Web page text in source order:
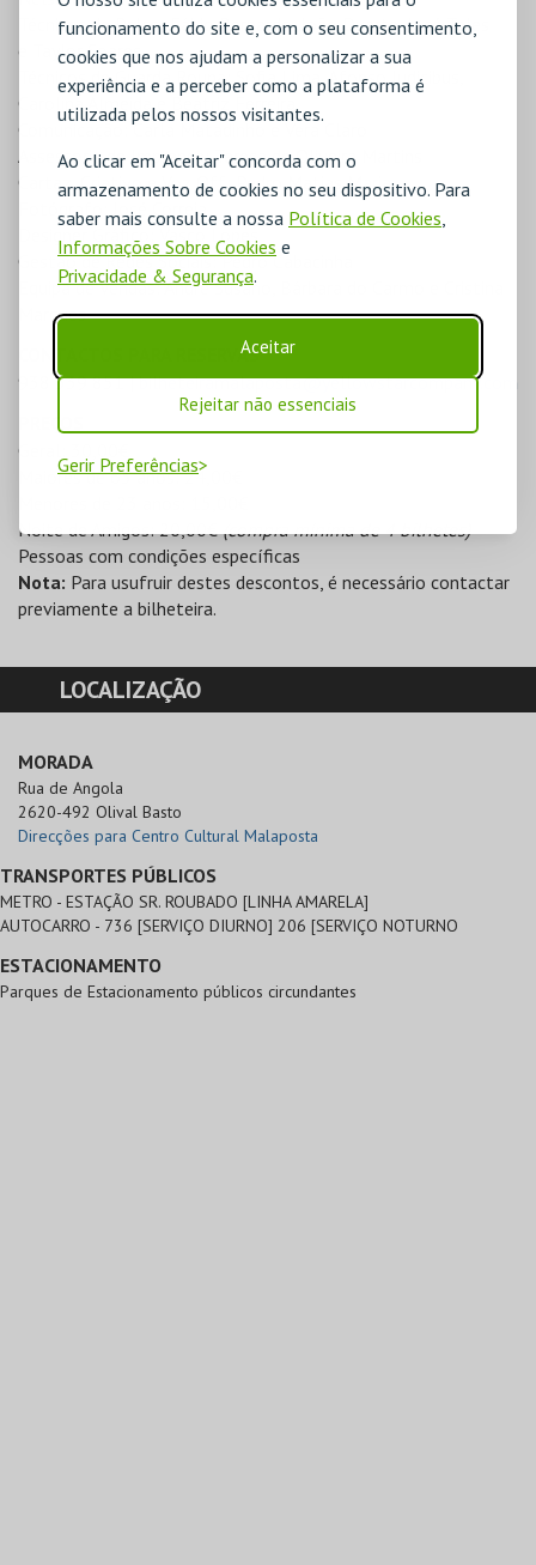
funcionamento do site e, com o seu consentimento,
cookies que nos ajudam a personalizar a sua
experiência e a perceber como a plataforma é
utilizada pelos nossos visitantes.
Ao clicar em "Aceitar" concorda com o
armazenamento de cookies no seu dispositivo. Para
saber mais consulte a nossa Política de Cookies
Informações Sobre Cookies e
Privacidade & Segurança.
Aceitar
Rejeitar não essenciais
Gerir Preferências
Técnicos de Palco: Fábio Bernardo, João Duarte, José Teles
e Taylor Soares
Técnicos de Guarda Roupa: Sofia Lima, Afonso Judicibus,
Carolina Almeida e Beatriz Ferreira
Comunicação: Carla Matadinho e Vera Claro
Assessoria de Imprensa: Teresa de Oliveira Martins
Cartaz, Criativo e Voz Off: Pedro Matias Maria
Fotógrafo: José Correia
Designer Gráfico: Vasco Lopes
Gestão de Redes Sociais: Pedro Cabacinha
Equipa de Vendas: André Susano, Bárbara do Carmo e Cristina
Marques
CONTACTOS PARA RESERVAS
938 339 851 |bilheteiramalaposta@yellowstarcompany.com
PREÇOS
Geral: 30,00€
Maiores de 65 anos: 24,00€
Noite de Amigos: 20,00€(compra mínima de 4 bilhetes)
Pessoas com condições específicas
Nota: Para usufruir destes descontos, é necessário contactar
previamente a bilheteira.
LOCALIZAÇÃO
MORADA
Rua de Angola
2620-492 Olival Basto
Direcções para Centro Cultural Malaposta
TRANSPORTES PÚBLICOS
METRO - ESTAÇÃO SR. ROUBADO [LINHA AMARELA]
AUTOCARRO - 736 [SERVIÇO DIURNO] 206 [SERVIÇO NOTURNO
ESTACIONAMENTO
Parques de Estacionamento públicos circundantes